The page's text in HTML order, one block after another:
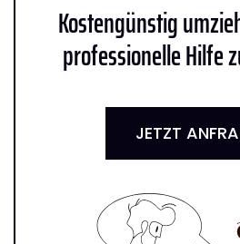
Kostengünstig
professionelle Hilfe
JETZT